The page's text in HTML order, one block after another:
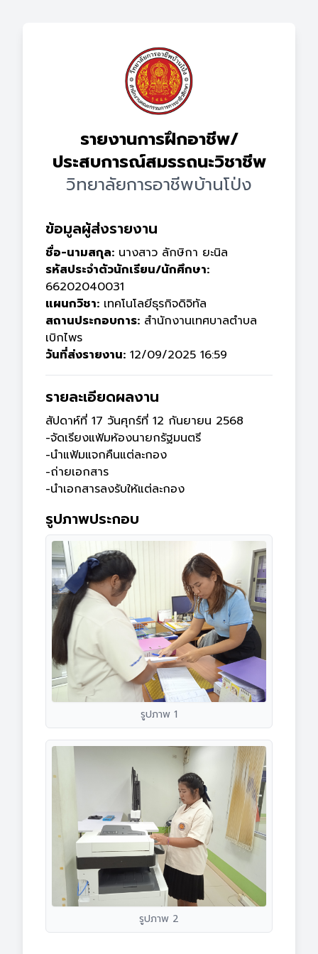
รายงานการฝึกอาชีพ/
ประสบการณ์สมรรถนะวิชาชีพ
วิทยาลัยการอาชีพบ้านโป่ง
ข้อมูลผู้ส่งรายงาน
ชื่อ-นามสกุล: นางสาว ลักษิกา ยะนิล
รหัสประจำตัวนักเรียน/นักศึกษา:
66202040031
แผนกวิชา: เทคโนโลยีธุรกิจดิจิทัล
สถานประกอบการ: สำนักงานเทศบาลตำบล
เบิกไพร
วันที่ส่งรายงาน: 12/09/2025 16:59
รายละเอียดผลงาน
สัปดาห์ที่ 17 วันศุกร์ที่ 12 กันยายน 2568
-จัดเรียงแฟ้มห้องนายกรัฐมนตรี
-นำแฟ้มแจกคืนแต่ละกอง
-ถ่ายเอกสาร
-นำเอกสารลงรับให้แต่ละกอง
รูปภาพประกอบ
รูปภาพ 1
รูปภาพ 2